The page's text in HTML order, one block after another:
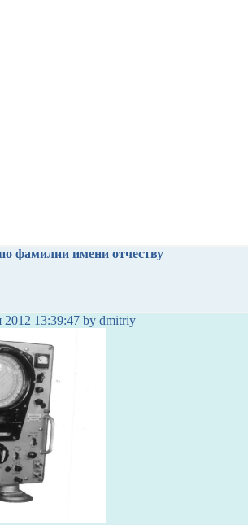
фамилии имени отчеству
2012 13:39:47 by dmitriy